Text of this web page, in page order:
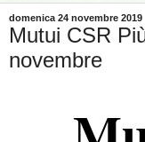
domenica 24 novembre 2019
Mutui CSR
novembre